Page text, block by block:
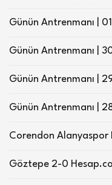
Günün Antrenmanı |
Günün Antrenmanı |
Günün Antrenmanı |
Günün Antrenmanı |
Corendon Alanyaspor
Göztepe 2-0